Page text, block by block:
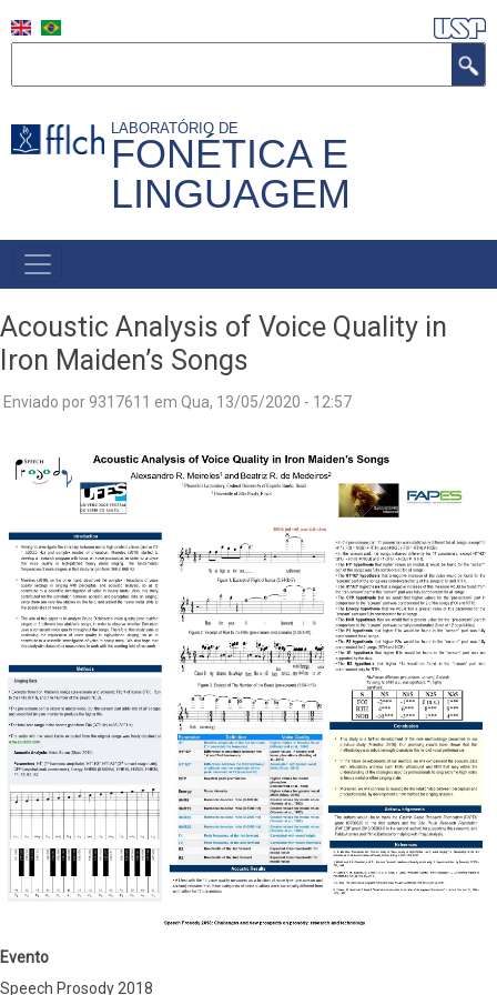
para
principal
LABORATÓRIO DE
FONÉTICA E
LINGUAGEM
MAIN
NAVIGATION
Acoustic Analysis of Voice Quality in
Iron Maiden’s Songs
Enviado por 9317611 em Qua, 13/05/2020 - 12:57
Evento
Speech Prosody 2018